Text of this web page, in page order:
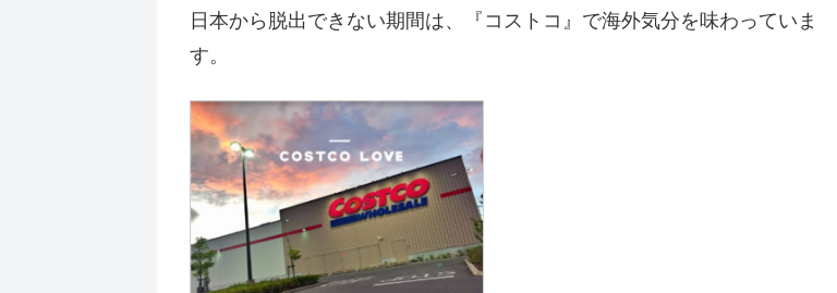
日本から脱出できない期間は、『コストコ』 で海外気分を味わっていま
す。